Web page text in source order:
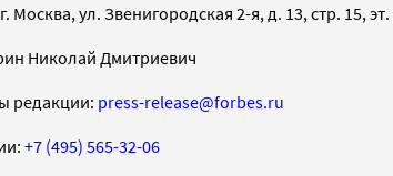
Москва, ул. Звенигородская 2-я, д. 13, стр. 15,
Николай Дмитриевич
редакции: press-release@forbes.ru
+7 (495) 565-32-06